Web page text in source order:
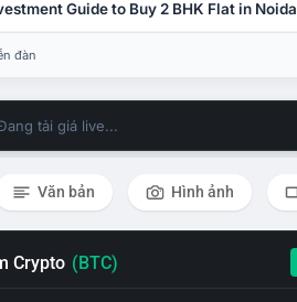
Guide to Buy 2 BHK Flat in Noida
đàn
tải giá live...
Văn bản Hình ảnh
Crypto (BTC)